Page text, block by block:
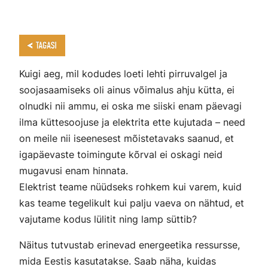
Kuigi aeg, mil kodudes loeti lehti pirruvalgel ja
soojasaamiseks oli ainus võimalus ahju kütta, ei
olnudki nii ammu, ei oska me siiski enam päevagi
ilma küttesoojuse ja elektrita ette kujutada – need
on meile nii iseenesest mõistetavaks saanud, et
igapäevaste toimingute kõrval ei oskagi neid
mugavusi enam hinnata.
Elektrist teame nüüdseks rohkem kui varem, kuid
kas teame tegelikult kui palju vaeva on nähtud, et
vajutame kodus lülitit ning lamp süttib?
Näitus tutvustab erinevad energeetika ressursse,
mida Eestis kasutatakse. Saab näha, kuidas